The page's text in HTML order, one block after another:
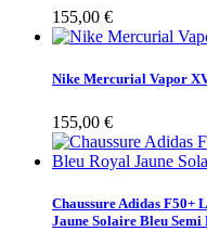
155,00 €
Nike Mercurial Vapor
155,00 €
Chaussure Adidas F50+
Jaune Solaire Bleu Semi